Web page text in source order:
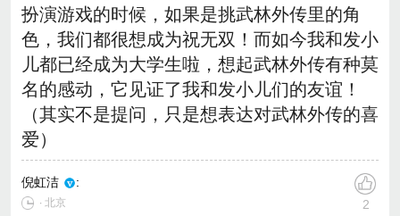
扮演游戏的时候，如果是挑武林外传里的角
色，我们都很想成为祝无双！而如今我和发小
儿都已经成为大学生啦，想起武林外传有种莫
名的感动，它见证了我和发小儿们的友谊！
（其实不是提问，只是想表达对武林外传的喜
爱）
倪虹洁 :
∙ 北京 2